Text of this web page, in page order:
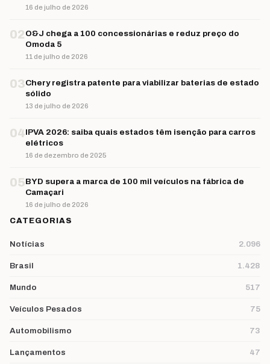
16 de julho de 2026
02 O&J chega a 100 concessionárias e reduz preço do
Omoda 5
11 de julho de 2026
03Chery registra patente para viabilizar baterias de estado
sólido
13 de julho de 2026
04IPVA 2026: saiba quais estados têm isenção para carros
elétricos
16 de dezembro de 2025
05BYD supera a marca de 100 mil veículos na fábrica de
Camaçari
16 de julho de 2026
CATEGORIAS
Notícias 2.096
Brasil 1.428
Mundo 517
Veículos Pesados 75
Automobilismo 73
Lançamentos 47